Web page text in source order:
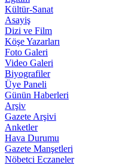
Kültür-Sanat
Asayiş
Dizi ve Film
Köşe Yazarları
Foto Galeri
Video Galeri
Biyografiler
Üye Paneli
Günün Haberleri
Arşiv
Gazete Arşivi
Anketler
Hava Durumu
Gazete Manşetleri
Nöbetci Eczaneler